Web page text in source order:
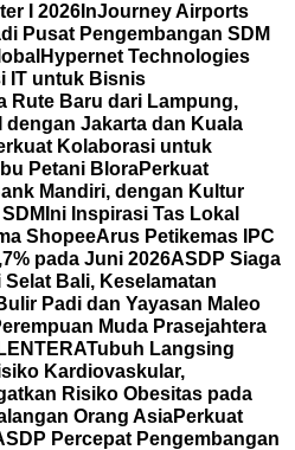
I 2026 InJourney Airports
Pusat Pengembangan SDM
Hypernet Technologies
IT untuk Bisnis
Rute Baru dari Lampung,
dengan Jakarta dan Kuala
Kolaborasi untuk
Petani BloraPerkuat
Mandiri, dengan Kultur
Ini Inspirasi Tas Lokal
ShopeeArus Petikemas IPC
pada Juni 2026ASDP Siaga
Bali, Keselamatan
Padi dan Yayasan Maleo
Muda Prasejahtera
Tubuh Langsing
Kardiovaskular,
Risiko Obesitas pada
Orang AsiaPerkuat
Percepat Pengembangan